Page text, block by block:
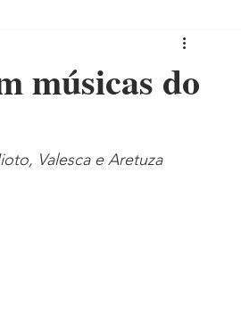
músicas do
Valesca e Aretuza